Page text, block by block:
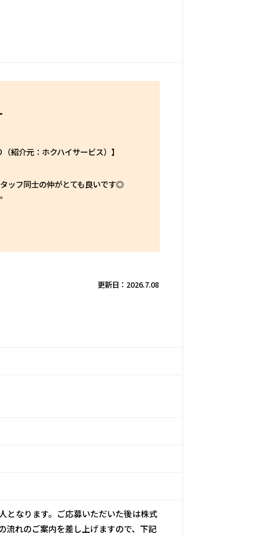
紹介元：ホクハイサービス）】
ッフ同士の仲がとても良いです◎
更新日： 2026.7.08
となります。ご応募いただいた後は株式
流れのご案内を差し上げますので、下記